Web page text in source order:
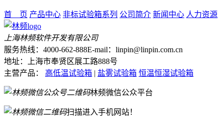
首 页 产品中心 非标试验箱系列 公司简介 新闻中心 人力资源
上海林频软件开发有限公司
服务热线：4000-662-888E-mail：linpin@linpin.com.cn
地址：上海市奉贤区展工路888号
主营产品： 高低温试验箱 盐雾试验箱 恒温恒湿试验箱
林频微信公众平台
扫描进入手机网站！